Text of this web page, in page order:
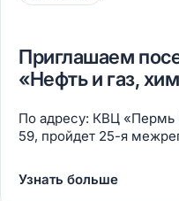
Приглашаем
«Нефть и газ,
По адресу: КВЦ «Пермь
59, пройдет 25-я
газовой, химической
топливно-
Узнать больше